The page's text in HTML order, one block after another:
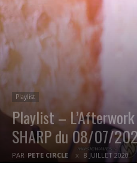
Playlist
Playlist – L’Afterwork
SHARP du 08/07/
PAR PETE CIRCLE 8 JUILLET 2020